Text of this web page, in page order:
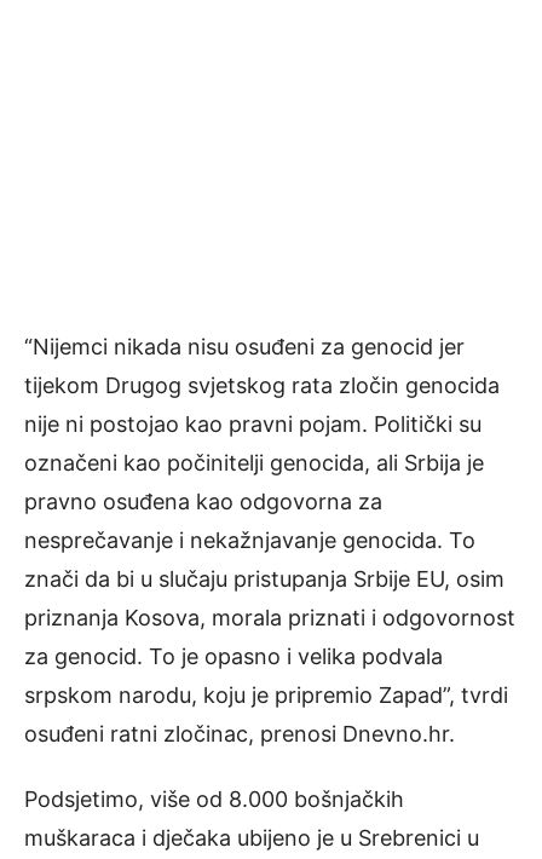
“Nijemci nikada nisu osuđeni za genocid jer
tijekom Drugog svjetskog rata zločin genocida
nije ni postojao kao pravni pojam. Politički su
označeni kao počinitelji genocida, ali Srbija je
pravno osuđena kao odgovorna za
nesprečavanje i nekažnjavanje genocida. To
znači da bi u slučaju pristupanja Srbije EU, osim
priznanja Kosova, morala priznati i odgovornost
za genocid. To je opasno i velika podvala
srpskom narodu, koju je pripremio Zapad”, tvrdi
osuđeni ratni zločinac, prenosi Dnevno.hr.
Podsjetimo, više od 8.000 bošnjačkih
muškaraca i dječaka ubijeno je u Srebrenici u